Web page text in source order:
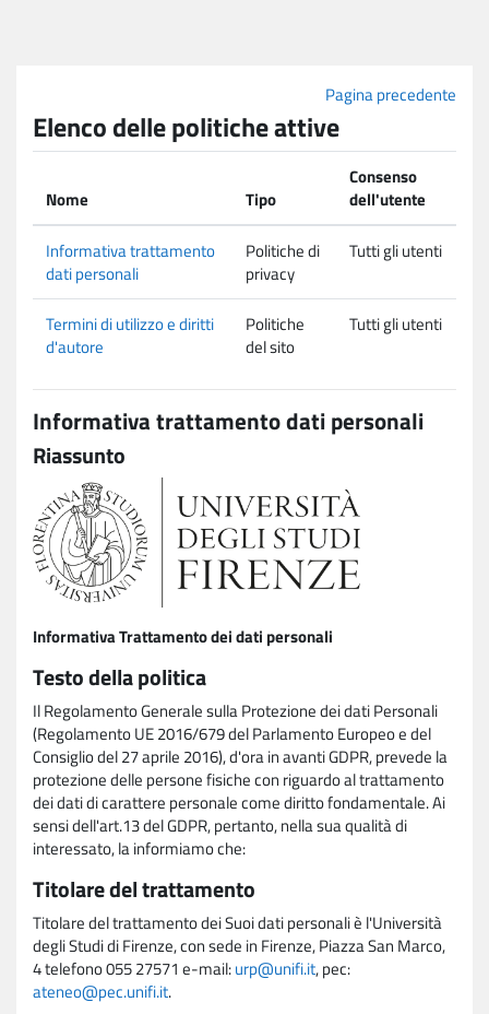
Pagina precedente
Elenco delle politiche attive
Nome Tipo
Consenso
dell'utente
Informativa trattamento
dati personali
Politiche di
privacy
Tutti gli utenti
Termini di utilizzo e diritti
d'autore
Politiche
del sito
Tutti gli utenti
Informativa trattamento dati personali
Riassunto
Informativa Trattamento dei dati personali
Testo della politica
Il Regolamento Generale sulla Protezione dei dati Personali
(Regolamento UE 2016/679 del Parlamento Europeo e del
Consiglio del 27 aprile 2016), d'ora in avanti GDPR, prevede la
protezione delle persone fisiche con riguardo al trattamento
dei dati di carattere personale come diritto fondamentale. Ai
sensi dell'art.13 del GDPR, pertanto, nella sua qualità di
interessato, la informiamo che:
Titolare del trattamento
Titolare del trattamento dei Suoi dati personali è l'Università
degli Studi di Firenze, con sede in Firenze, Piazza San Marco,
4 telefono 055 27571 e-mail:urp@unifi.it, pec:
ateneo@pec.unifi.it.